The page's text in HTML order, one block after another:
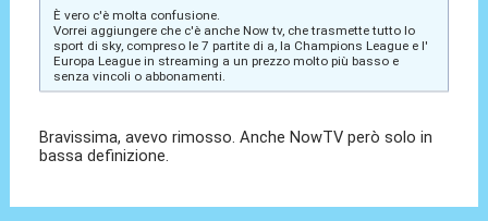
È vero c'è molta confusione.
Vorrei aggiungere che c'è anche Now tv, che trasmette tutto lo
sport di sky, compreso le 7 partite di a, la Champions League e l'
Europa League in streaming a un prezzo molto più basso e
senza vincoli o abbonamenti.
Bravissima, avevo rimosso. Anche NowTV però solo in
bassa definizione.